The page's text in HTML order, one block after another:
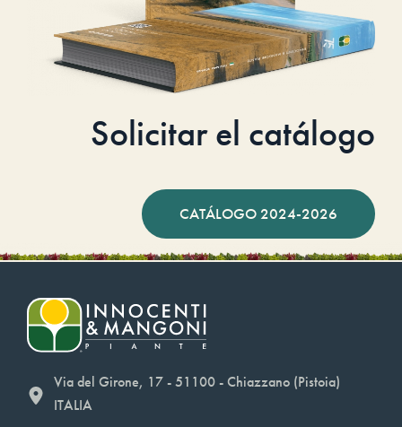
Solicitar el catálogo
CATÁLOGO 2024-2026
Via del Girone, 17 - 51100 - Chiazzano (Pistoia)
ITALIA